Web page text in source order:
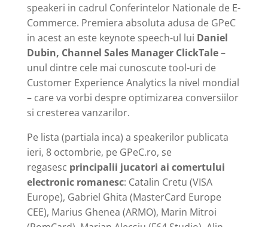
speakeri in cadrul Conferintelor Nationale de E-
Commerce. Premiera absoluta adusa de GPeC
in acest an este keynote speech-ul lui Daniel
Dubin, Channel Sales Manager ClickTale–
unul dintre cele mai cunoscute tool-uri de
Customer Experience Analytics la nivel mondial
– care va vorbi despre optimizarea conversiilor
si cresterea vanzarilor.
Pe lista (partiala inca) a speakerilor publicata
ieri, 8 octombrie, pe GPeC.ro, se
regasesc principalii jucatori ai comertului
electronic romanesc: Catalin Cretu (VISA
Europe), Gabriel Ghita (MasterCard Europe
CEE), Marius Ghenea (ARMO), Marin Mitroi